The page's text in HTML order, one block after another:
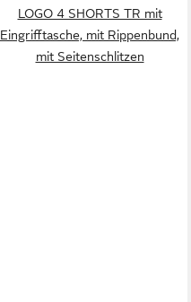
LOGO 4 SHORTS TR mit
Eingrifftasche, mit Rippenbund,
mit Seitenschlitzen